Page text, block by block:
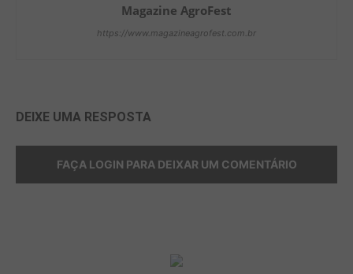
Magazine AgroFest
https://www.magazineagrofest.com.br
DEIXE UMA RESPOSTA
FAÇA LOGIN PARA DEIXAR UM COMENTÁRIO